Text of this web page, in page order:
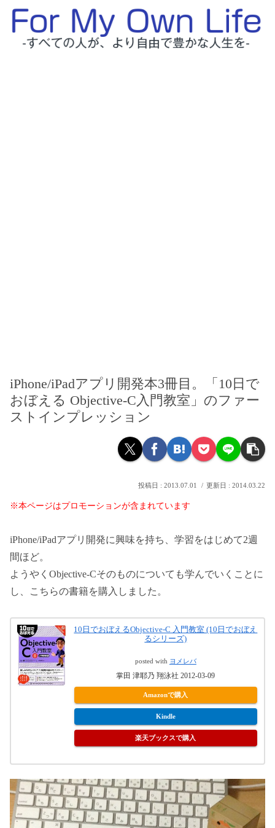
iPhone/iPadアプリ開発本3冊目。「10日で
おぼえる Objective-C入門教室」のファー
ストインプレッション
2013.07.01 2014.03.22
※本ページはプロモーションが含まれています
iPhone/iPadアプリ開発に興味を持ち、学習をはじめて2週
間ほど。
ようやくObjective-Cそのものについても学んでいくことに
し、こちらの書籍を購入しました。
10日でおぼえるObjective-C 入門教室 (10日でおぼえ
るシリーズ)
posted with ヨメレバ
掌田 津耶乃 翔泳社 2012-03-09
Amazonで購入
Kindle
楽天ブックスで購入